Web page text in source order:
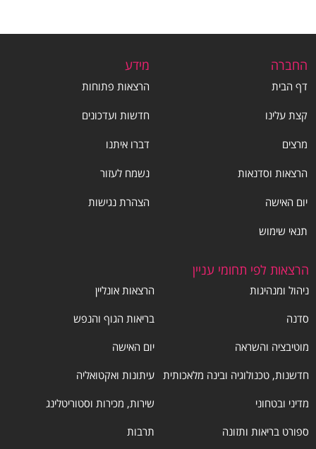
החברה
דף הבית
קצת עלינו
מרצים
הרצאות וסדנאות
יום האישה
תנאי שימוש
מידע
הרצאות פתוחות
חדשות ועדכונים
דברו איתנו
נשמח לעזור
הצהרת נגישות
הרצאות לפי תחומי עניין
ניהול ומנהיגות
הרצאות אונליין
סדנה
בריאות הגוף והנפש
מוטיבציה והשראה
יום האישה
חדשנות, טכנולוגיה ובינה מלאכותית עיתונות ואקטואליה
מדיני ובטחוני
שירות, מכירות וסטוריטלינג
ספורט בריאות ותזונה
תרבות